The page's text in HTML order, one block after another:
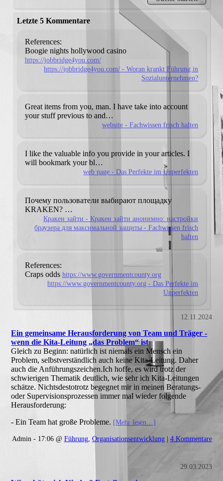
Letzte 5 Kommentare
References:
Boogie nights hollywood casino
https://jobbridge4you.com/
https://jobbridge4you.com/ - Woran krankt Führung in
Sozialunternehmen?
Great items from you, man. I have take into account
your stuff previous toand…
website - Fachwissen frisch halten
I like the valuable info you provide in yourarticles. I
will bookmark your bl…
web page - Das Perfekte im Unperfekten
Почему пользователи выбирают площадку
KRAKEN?…
Кракен зайти - Кракен зайти анонимно: настройки
браузера для максимальной защиты - Fachwissen frisch
halten
References:
Craps odds https://www.governmentcounty.org
https://www.governmentcounty.org - Das Perfekte im
Unperfekten
12.11.2024
Ein gemeinsame Herausforderung von Team und Träger -
wenn die Kita-Leitung „das Problem“ ist
Gleich zu Beginn: natürlich ist niemals ein Mensch ein
Problem, selbstverständlich auch keine Kita-Leitung. Daher
auch die Anführungszeichen.Ich hoffe, es wird trotz der
schwierigen Thematik deutlich, wie sehr ich Kita-Leitungen
schätze. Nichtsdestotrotz begegnet mir in meinen Beratungs-
oder Supervisionsprozessen immer mal wieder folgende
Herausforderung:
- Ein Team hat große Probleme. [Mehr lesen…]
Admin - 17:06 @ Führung, Organisationsentwicklung| 4 Kommentare
29.03.2023